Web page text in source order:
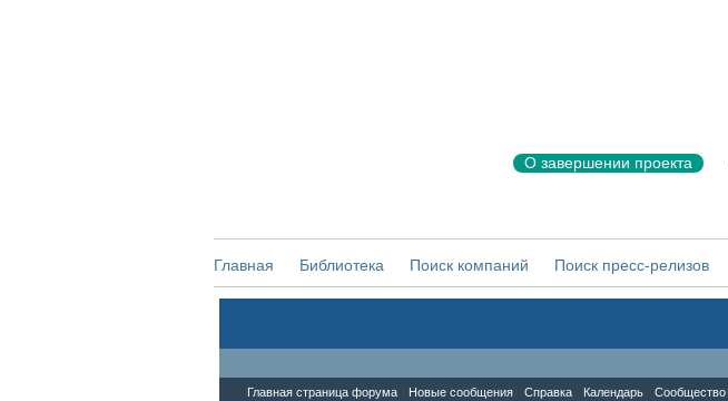
О завершении проекта
Главная Библиотека Поиск компаний Поиск пресс-релизов
Главная страница форума Новые сообщения Справка Календарь Сообщество